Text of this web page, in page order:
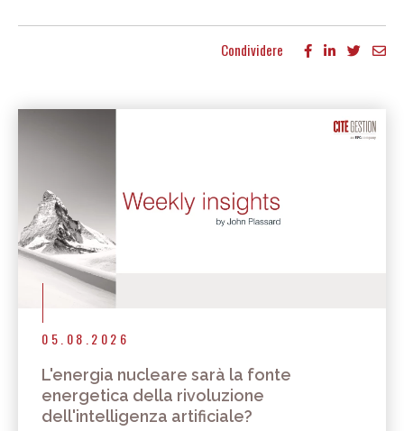
Condividere
05.08.2026
L'energia nucleare sarà la fonte
energetica della rivoluzione
dell'intelligenza artificiale?